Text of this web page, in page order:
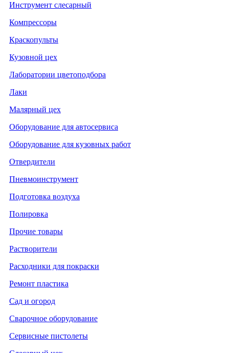
Инструмент слесарный
Компрессоры
Краскопульты
Кузовной цех
Лаборатории цветоподбора
Лаки
Малярный цех
Оборудование для автосервиса
Оборудование для кузовных работ
Отвердители
Пневмоинструмент
Подготовка воздуха
Полировка
Прочие товары
Растворители
Расходники для покраски
Ремонт пластика
Сад и огород
Сварочное оборудование
Сервисные пистолеты